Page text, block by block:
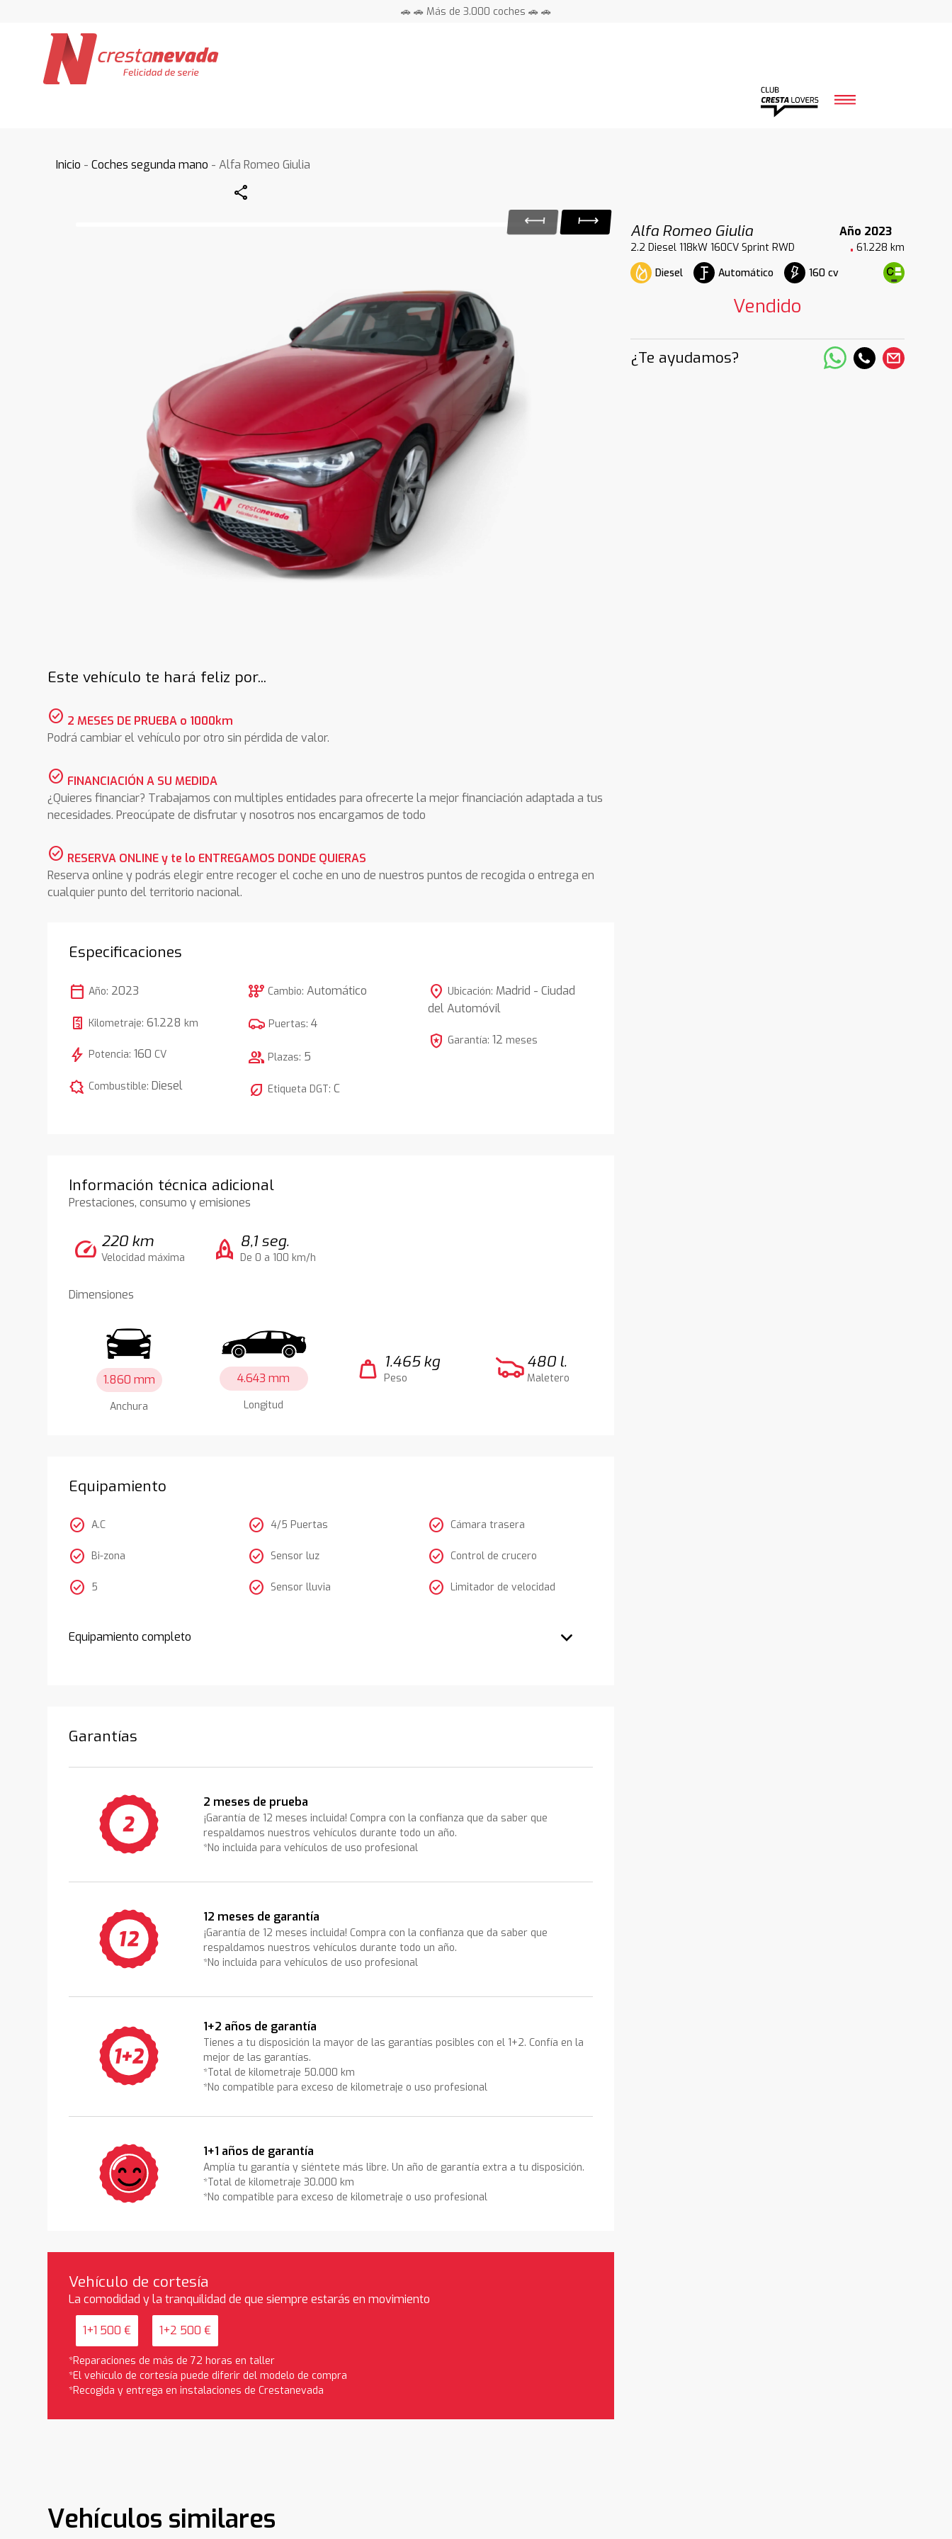
🚗 🚗 Más de 3.000 coches 🚗 🚗
Inicio -Coches segunda mano - Alfa Romeo Giulia
Share
Alfa Romeo Giulia
Año 2023
2.2 Diesel 118kW 160CV Sprint RWD
61.228 km
Diesel
Automático 160 cv
Vendido
¿Te ayudamos?
Este vehículo te hará feliz por...
check_circle 2 MESES DE PRUEBA o 1000km
Podrá cambiar el vehículo por otro sin pérdida de valor.
check_circle FINANCIACIÓN A SU MEDIDA
¿Quieres financiar? Trabajamos con multiples entidades para ofrecerte la mejor financiación adaptada a tus
necesidades. Preocúpate de disfrutar y nosotros nos encargamos de todo
check_circle RESERVA ONLINE y te lo ENTREGAMOS DONDE QUIERAS
Reserva online y podrás elegir entre recoger el coche en uno de nuestros puntos de recogida o entrega en
cualquier punto del territorio nacional.
Especificaciones
calendar_today Año: 2023
Kilometraje:61.228 km
bolt Potencia:160 CV
comic_bubble Combustible:Diesel
auto_transmission Cambio:Automático
Puertas:4
group Plazas: 5
nest_eco_leaf Etiqueta DGT:C
location_on Ubicación: Madrid - Ciudad
del Automóvil
local_police Garantía: 12 meses
Información técnica adicional
Prestaciones, consumo y emisiones
speed 220 km
Velocidad máxima rocket 8,1 seg.
De 0 a 100 km/h
Dimensiones
1.860 mm
Anchura
4.643 mm
Longitud
weight 1.465 kg
Peso
480 l.
Maletero
Equipamiento
check_circle A.C
check_circle Bi-zona
check_circle 5
check_circle 4/5 Puertas
check_circle Sensor luz
check_circle Sensor lluvia
check_circle Cámara trasera
check_circle Control de crucero
check_circle Limitador de velocidad
Equipamiento completo
Garantías
2 meses de prueba
¡Garantía de 12 meses incluida! Compra con la confianza que da saber que
respaldamos nuestros vehículos durante todo un año.
*No incluida para vehículos de uso profesional
12 meses de garantía
¡Garantía de 12 meses incluida! Compra con la confianza que da saber que
respaldamos nuestros vehículos durante todo un año.
*No incluida para vehículos de uso profesional
1+2 años de garantía
Tienes a tu disposición la mayor de las garantías posibles con el 1+2. Confía en la
mejor de las garantías.
*Total de kilometraje 50.000 km
*No compatible para exceso de kilometraje o uso profesional
1+1 años de garantía
Amplía tu garantía y siéntete más libre. Un año de garantía extra a tu disposición.
*Total de kilometraje 30.000 km
*No compatible para exceso de kilometraje o uso profesional
Vehículo de cortesía
La comodidad y la tranquilidad de que siempre estarás en movimiento
1+1 500 € 1+2 500 €
*Reparaciones de más de 72 horas en taller
*El vehículo de cortesía puede diferir del modelo de compra
*Recogida y entrega en instalaciones de Crestanevada
Vehículos similares